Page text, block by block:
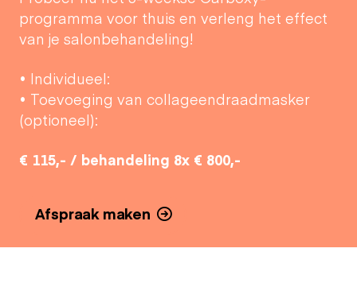
programma voor thuis en verleng het effect
van je salonbehandeling!
• Individueel:
• Toevoeging van collageendraadmasker
(optioneel):
€ 115,- / behandeling 8x € 800,-
Afspraak maken